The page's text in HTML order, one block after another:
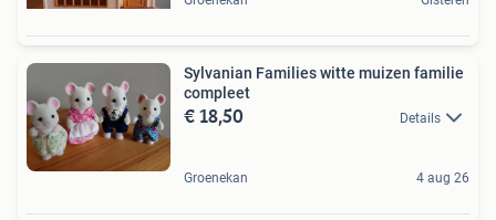
Sylvanian Families witte muizen familie
compleet
€ 18,50 Details
Groenekan 4 aug 26